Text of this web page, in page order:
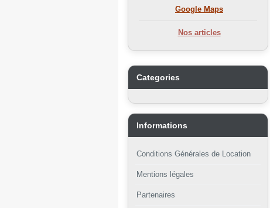
Google Maps
Nos articles
Categories
Informations
Conditions Générales de Location
Mentions légales
Partenaires